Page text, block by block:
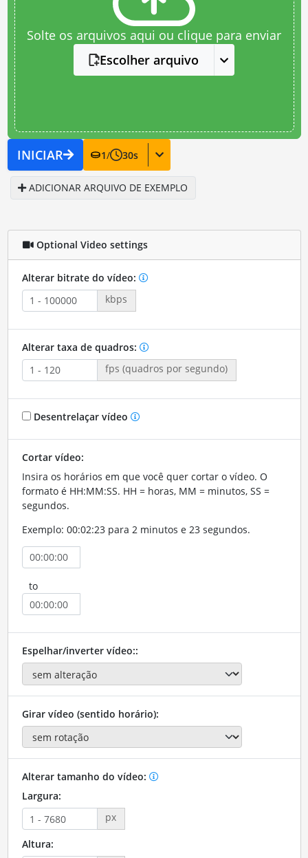
Solte os arquivos aqui ou clique para enviar
Escolher arquivo
INICIAR 1/ 30s
ADICIONAR ARQUIVO DE EXEMPLO
Optional Video settings
Alterar bitrate do vídeo:
kbps
Alterar taxa de quadros:
fps (quadros por segundo)
Desentrelaçar vídeo
Cortar vídeo:
Insira os horários em que você quer cortar o vídeo. O
formato é HH:MM:SS. HH = horas, MM = minutos, SS =
segundos.
Exemplo: 00:02:23 para 2 minutos e 23 segundos.
to
Espelhar/inverter vídeo::
Girar vídeo (sentido horário):
Alterar tamanho do vídeo:
Largura:
px
Altura: